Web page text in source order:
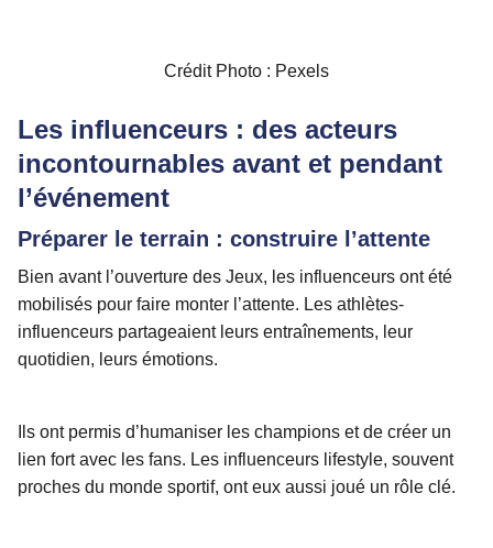
Crédit Photo : Pexels
Les influenceurs : des acteurs
incontournables avant et pendant
l’événement
Préparer le terrain : construire l’attente
Bien avant l’ouverture des Jeux, les influenceurs ont été
mobilisés pour faire monter l’attente. Les athlètes-
influenceurs partageaient leurs entraînements, leur
quotidien, leurs émotions.
Ils ont permis d’humaniser les champions et de créer un
lien fort avec les fans. Les influenceurs lifestyle, souvent
proches du monde sportif, ont eux aussi joué un rôle clé.